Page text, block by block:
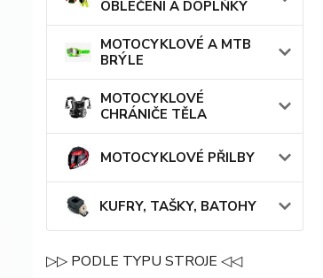
OBLEČENÍ A DOPLŇKY
MOTOCYKLOVÉ A MTB
BRÝLE
MOTOCYKLOVÉ
CHRÁNIČE TĚLA
MOTOCYKLOVÉ PŘILBY
KUFRY, TAŠKY, BATOHY
▷▷ PODLE TYPU STROJE ◁◁